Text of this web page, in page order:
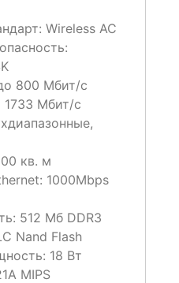
Wireless AC
800 Мбит/с
1733 Мбит/с
кв. м
1000Mbps
512 Мб DDR3
Nand Flash
18 Вт
MIPS